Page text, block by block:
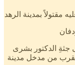
مقتولاً بمدينة الرهد
السبت ١٣ يونيو ٢٠٢٦م على جثةِ الدكتور بشرى
من مدخل مدينة